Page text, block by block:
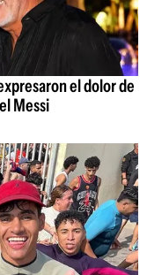
el dolor de
Messi